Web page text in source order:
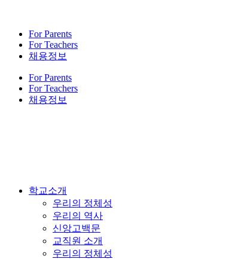
For Parents
For Teachers
채용정보
For Parents
For Teachers
채용정보
학교소개
우리의 정체성
우리의 역사
신앙고백문
교직원 소개
우리의 정체성